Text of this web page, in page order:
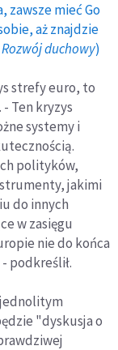
zawsze mieć Go
aż znajdzie
Rozwój duchowy)
strefy euro, to
Ten kryzys
systemy i
polityków,
jakimi
do innych
w zasięgu
nie do końca
podkreślił.
"dyskusja o